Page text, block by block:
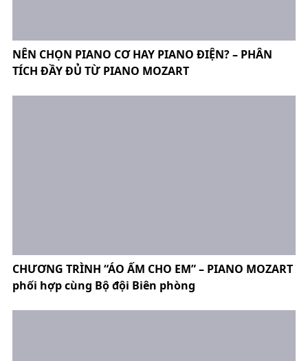
NÊN CHỌN PIANO CƠ HAY PIANO ĐIỆN? – PHÂN
TÍCH ĐẦY ĐỦ TỪ PIANO MOZART
CHƯƠNG TRÌNH “ÁO ẤM CHO EM” – PIANO MOZART
phối hợp cùng Bộ đội Biên phòng